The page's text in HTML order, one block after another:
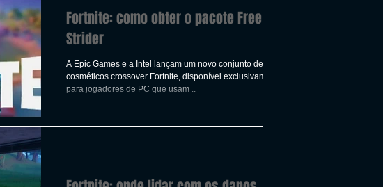
Fortnite: como obter o pacote Free Surf
Strider
A Epic Games e a Intel lançam um novo conjunto de
cosméticos crossover Fortnite, disponível exclusivamente
para jogadores de PC que usam ..